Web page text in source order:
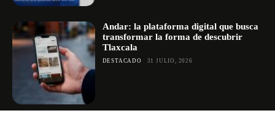
Andar: la plataforma digital que busca
transformar la forma de descubrir
Tlaxcala
DESTACADO 31 JULIO, 2026